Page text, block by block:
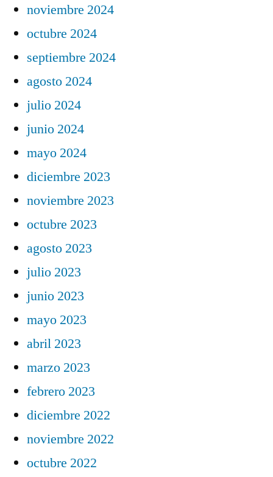
noviembre 2024
octubre 2024
septiembre 2024
agosto 2024
julio 2024
junio 2024
mayo 2024
diciembre 2023
noviembre 2023
octubre 2023
agosto 2023
julio 2023
junio 2023
mayo 2023
abril 2023
marzo 2023
febrero 2023
diciembre 2022
noviembre 2022
octubre 2022